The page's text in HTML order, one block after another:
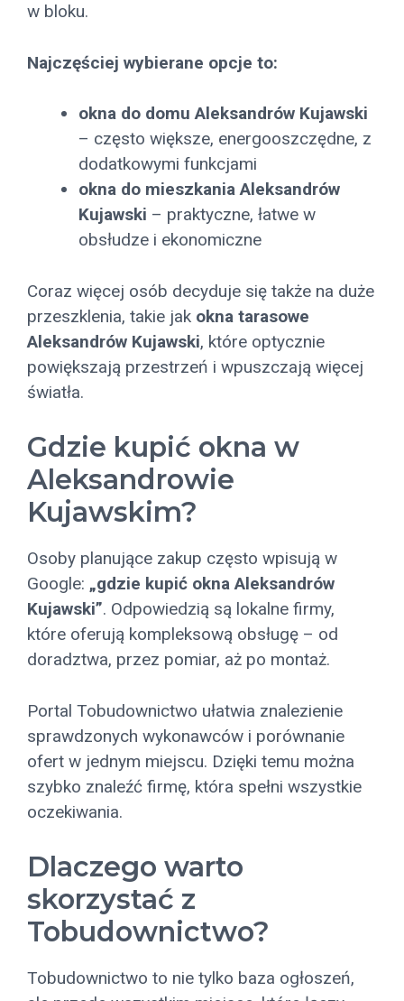
w bloku.
Najczęściej wybierane opcje to:
okna do domu Aleksandrów Kujawski
– często większe, energooszczędne, z
dodatkowymi funkcjami
okna do mieszkania Aleksandrów
Kujawski – praktyczne, łatwe w
obsłudze i ekonomiczne
Coraz więcej osób decyduje się także na duże
przeszklenia, takie jak okna tarasowe
Aleksandrów Kujawski, które optycznie
powiększają przestrzeń i wpuszczają więcej
światła.
Gdzie kupić okna w
Aleksandrowie
Kujawskim?
Osoby planujące zakup często wpisują w
Google: „gdzie kupić okna Aleksandrów
Kujawski”. Odpowiedzią są lokalne firmy,
które oferują kompleksową obsługę – od
doradztwa, przez pomiar, aż po montaż.
Portal Tobudownictwo ułatwia znalezienie
sprawdzonych wykonawców i porównanie
ofert w jednym miejscu. Dzięki temu można
szybko znaleźć firmę, która spełni wszystkie
oczekiwania.
Dlaczego warto
skorzystać z
Tobudownictwo?
Tobudownictwo to nie tylko baza ogłoszeń,